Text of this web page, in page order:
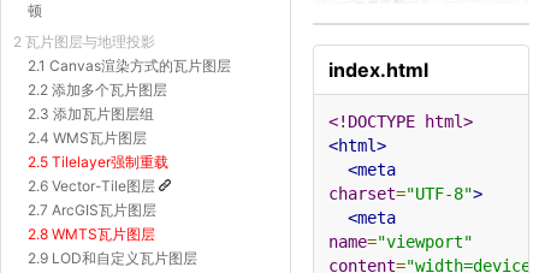
顿
2 瓦片图层与地理投影
2.1 Canvas渲染方式的瓦片图层
2.2 添加多个瓦片图层
2.3 添加瓦片图层组
2.4 WMS瓦片图层
2.5 Tilelayer强制重载
2.6 Vector-Tile图层
2.7 ArcGIS瓦片图层
2.8 WMTS瓦片图层
2.9 LOD和自定义瓦片图层
index.html
<!DOCTYPE html>
<html>
<meta
charset="UTF-8">
<meta
name="viewport"
content="width=device-